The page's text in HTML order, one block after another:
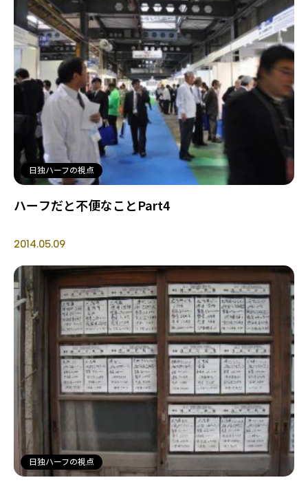
日独ハーフの視点
ハーフだと不便なことPart4
2014.05.09
日独ハーフの視点